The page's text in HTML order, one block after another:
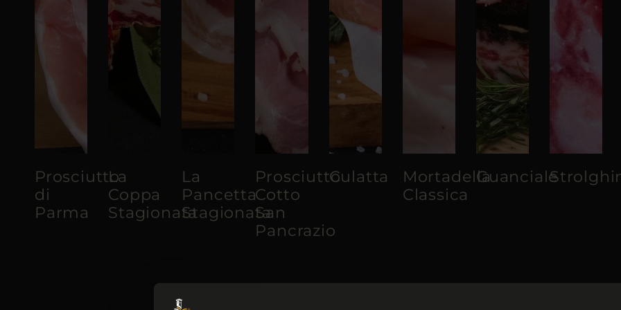
Prosciutto
di
Parma
La
Coppa
Stagionata
La
Pancetta
Stagionata
Prosciutto
Cotto
San
Pancrazio
Culatta
Mortadella
Classica
Guanciale